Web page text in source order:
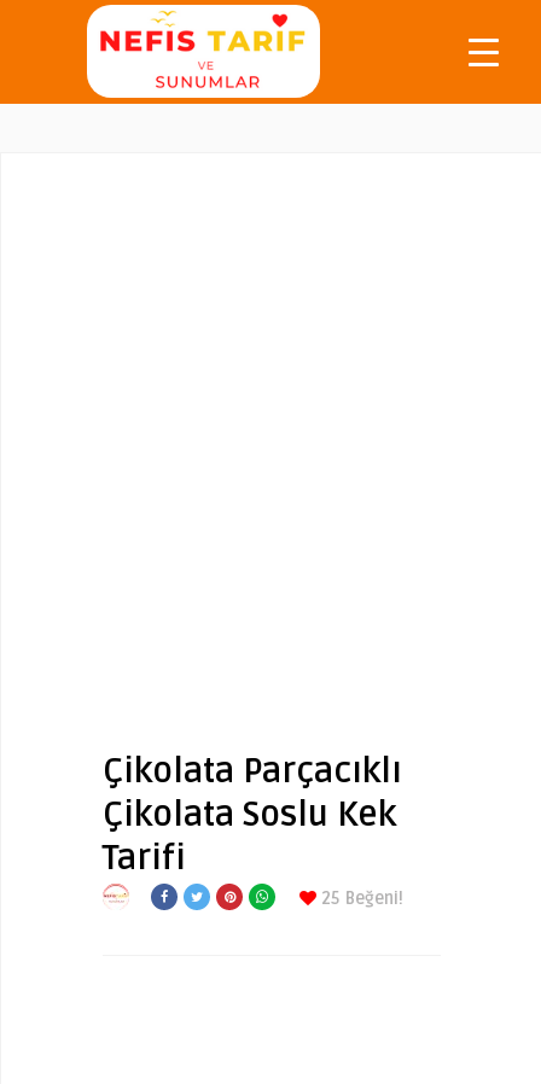
Çikolata Parçacıklı
Çikolata Soslu Kek
Tarifi
25 Beğeni!